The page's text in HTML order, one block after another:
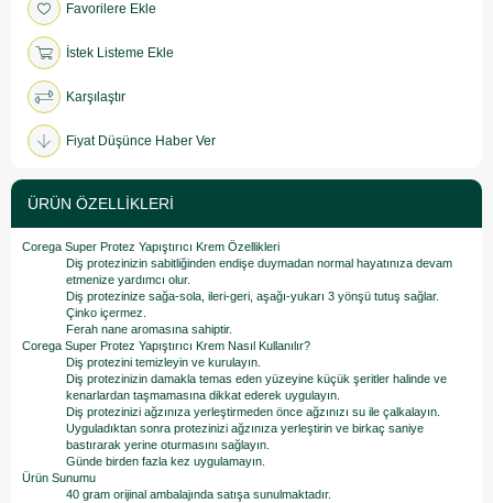
Favorilere Ekle
İstek Listeme Ekle
Karşılaştır
Fiyat Düşünce Haber Ver
ÜRÜN ÖZELLIKLERI
Corega Super Protez Yapıştırıcı Krem Özellikleri
Diş protezinizin sabitliğinden endişe duymadan normal hayatınıza devam
etmenize yardımcı olur.
Diş protezinize sağa-sola, ileri-geri, aşağı-yukarı 3 yönşü tutuş sağlar.
Çinko içermez.
Ferah nane aromasına sahiptir.
Corega Super Protez Yapıştırıcı Krem Nasıl Kullanılır?
Diş protezini temizleyin ve kurulayın.
Diş protezinizin damakla temas eden yüzeyine küçük şeritler halinde ve
kenarlardan taşmamasına dikkat ederek uygulayın.
Diş protezinizi ağzınıza yerleştirmeden önce ağzınızı su ile çalkalayın.
Uyguladıktan sonra protezinizi ağzınıza yerleştirin ve birkaç saniye
bastırarak yerine oturmasını sağlayın.
Günde birden fazla kez uygulamayın.
Ürün Sunumu
40 gram orijinal ambalajında satışa sunulmaktadır.